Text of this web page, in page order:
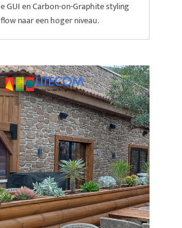
GUI en Carbon-on-Graphite styling
naar een hoger niveau.